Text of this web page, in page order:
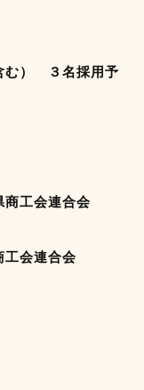
む） ３名採用予
商工会連合会
工会連合会